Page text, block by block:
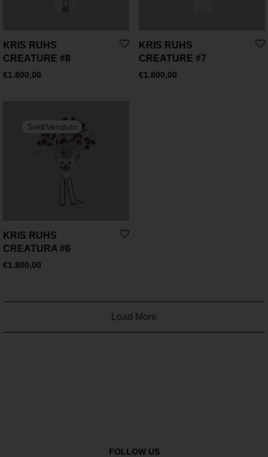
KRIS RUHS
CREATURE #8
€1.800,00
KRIS RUHS
CREATURE #7
€1.800,00
KRIS RUHS
CREATURA #6
€1.800,00
Load More
FOLLOW US